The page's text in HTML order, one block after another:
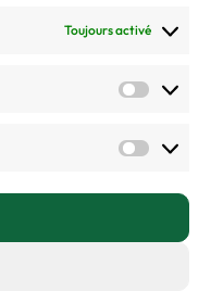
Toujours activé